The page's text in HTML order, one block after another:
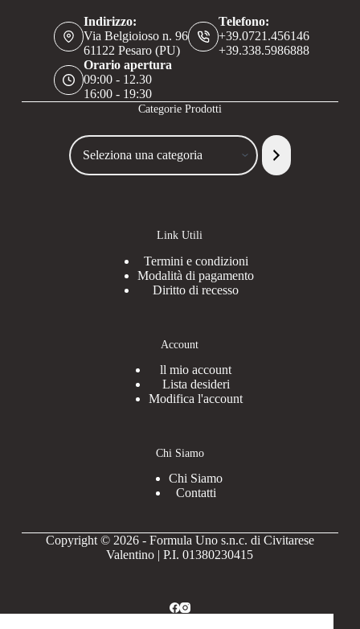
Indirizzo:
Via Belgioioso n. 96
61122 Pesaro (PU)
Telefono:
+39.0721.456146
+39.338.5986888
Orario apertura
09:00 - 12.30
16:00 - 19:30
Categorie Prodotti
Seleziona
una
categoria
Link Utili
Termini e condizioni
Modalità di pagamento
Diritto di recesso
Account
ll mio account
Lista desideri
Modifica l'account
Chi Siamo
Chi Siamo
Contatti
Copyright © 2026 - Formula Uno s.n.c. di Civitarese
Valentino | P.I. 01380230415